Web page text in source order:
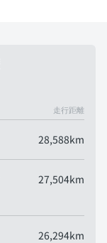
走行距離
28,588km
27,504km
26,294km